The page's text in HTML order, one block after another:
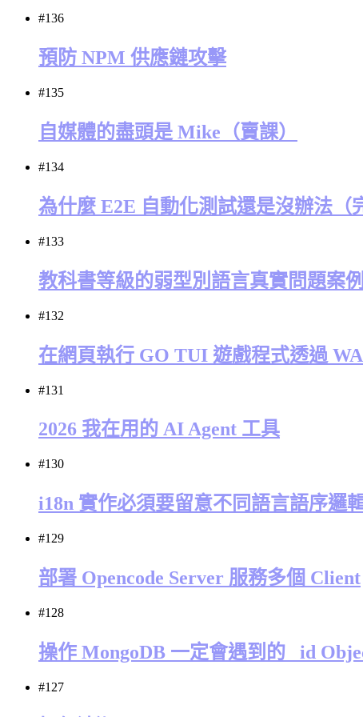
#136
預防 NPM 供應鏈攻擊
#135
自媒體的盡頭是 Mike（賣課）
#134
為什麼 E2E 自動化測試還是沒辦法（
#133
教科書等級的弱型別語言真實問題案例
#132
在網頁執行 GO TUI 遊戲程式透過
#131
2026 我在用的 AI Agent 工具
#130
i18n 實作必須要留意不同語言語序邏
#129
部署 Opencode Server 服務多個 Client
#128
操作 MongoDB 一定會遇到的 _id
#127